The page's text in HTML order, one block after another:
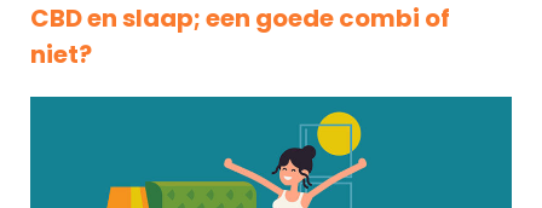
CBD en slaap; een goede combi of
niet?